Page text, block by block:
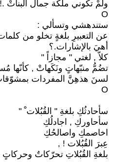
ولمْ تكوني ملكة جمال البناتْ .!
O
ستندهشي وتسألي :
عن التعبيرِ بلغةٍ تخلو من
أهيَ بالإشارات.؟
كلاّ , لغتي " مجازاً "
تضُمُّ منبّهاتٍ ونَكَهاتْ , كأنّها
لسنَ هذهِنَّ المفردات
O
سأحادثُكِ بلغةِ " القُبُلات ْ "
سأحاوركِ , اجادلُكِ
اخاصمكِ واصالحُكِ
عِبرَ القُبُلات ! ,
بلغةِ القُبُلاتِ تحرّكاتٌ وحركاتٍ